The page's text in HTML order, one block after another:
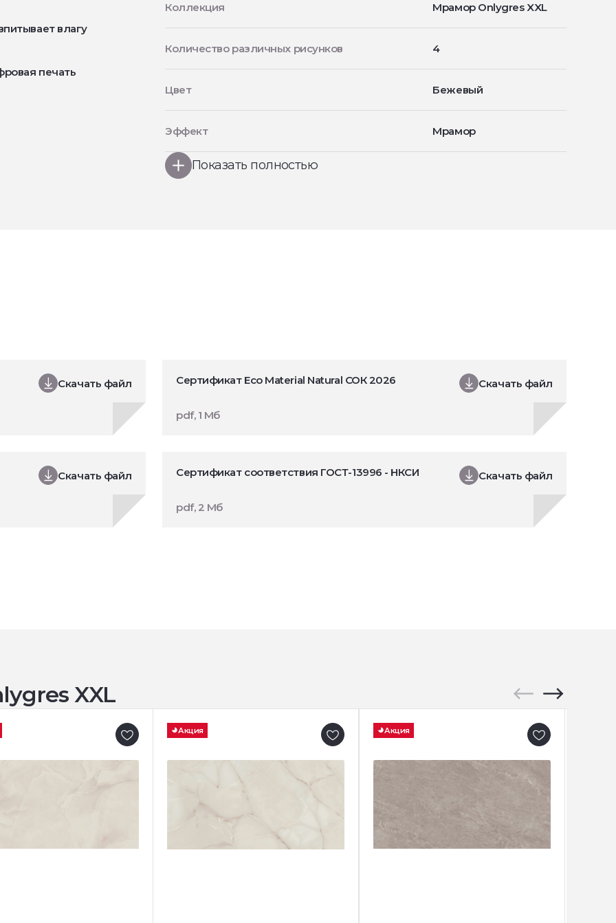
влагу
печать
Коллекция Мрамор Onlygres XXL
Количество различных рисунков 4
Цвет Бежевый
Эффект Мрамор
Показать полностью
Скачать файл Сертификат Eco Material Natural СОК 2026 Скачать файл
pdf, 1 Мб
Скачать файл Сертификат соответствия ГОСТ-13996 - НКСИ Скачать файл
pdf, 2 Мб
XXL
Акция Акция